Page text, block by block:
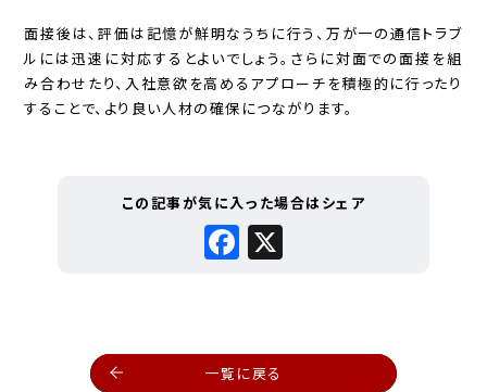
面接後は、評価は記憶が鮮明なうちに行う、万が一の通信トラブ
ルには迅速に対応するとよいでしょう。さらに対面での面接を組
み合わせたり、入社意欲を高めるアプローチを積極的に行ったり
することで、より良い人材の確保につながります。
この記事が気に入った場合はシェア
Facebook
一覧に戻る